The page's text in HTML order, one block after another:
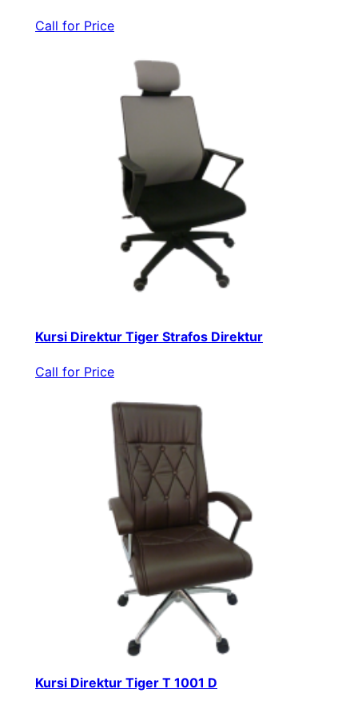
Call for Price
Kursi Direktur Tiger Strafos Direktur
Call for Price
Kursi Direktur Tiger T 1001 D